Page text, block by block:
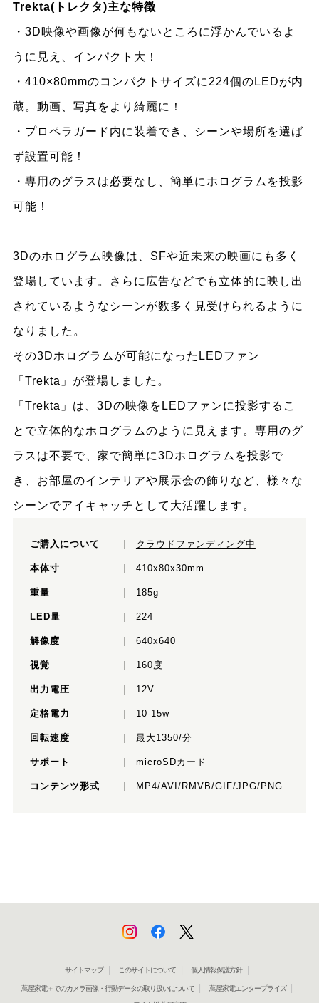
Trekta(トレクタ)主な特徴
・3D映像や画像が何もないところに浮かんでいるよ
うに見え、インパクト大​！
・410×80mmのコンパクトサイズに224個のLEDが内
蔵。動画、写真をより綺麗に！
・プロペラガード内に装着でき、シーンや場所を選ば
ず設置可能！
・専用のグラスは必要なし、簡単にホログラムを投影
可能！
3Dのホログラム映像は、SFや近未来の映画にも多く
登場しています。さらに広告などでも立体的に映し出
されているようなシーンが数多く見受けられるように
なりました。
その3Dホログラムが可能になったLEDファン
「Trekta」が登場しました。
「Trekta」は、3Dの映像をLEDファンに投影するこ
とで立体的なホログラムのように見えます。専用のグ
ラスは不要で、家で簡単に3Dホログラムを投影で
き、お部屋のインテリアや展示会の飾りなど、様々な
シーンでアイキャッチとして大活躍します。
ご購入について クラウドファンディング中
本体寸 410x80x30mm
重量 185g
LED量 224
解像度 640x640
視覚 160度
出力電圧 12V
定格電力 10-15w
回転速度 最大1350/分
サポート microSDカード
コンテンツ形式 MP4/AVI/RMVB/GIF/JPG/PNG
サイトマップ このサイトについて 個人情報保護方針
蔦屋家電＋でのカメラ画像・行動データの取り扱いについて 蔦屋家電エンタープライズ